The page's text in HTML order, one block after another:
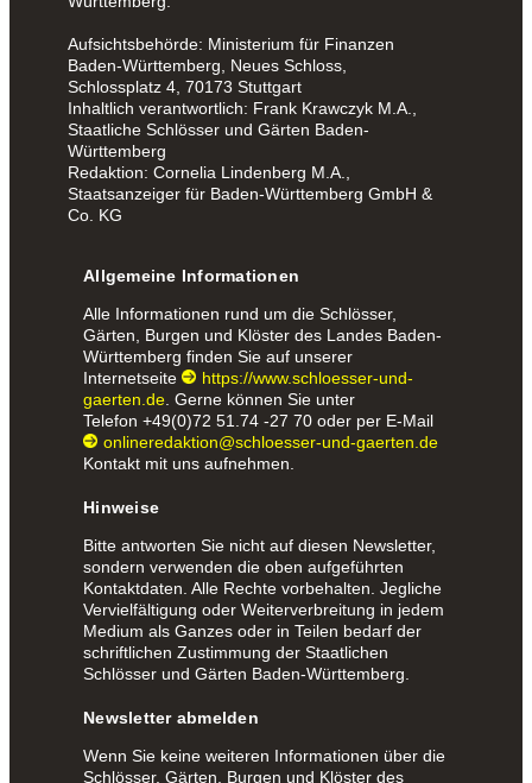
Aufsichtsbehörde: Ministerium für Finanzen
Baden-Württemberg, Neues Schloss,
Schlossplatz 4, 70173 Stuttgart
Inhaltlich verantwortlich: Frank Krawczyk M.A.,
Staatliche Schlösser und Gärten Baden-
Württemberg
Redaktion: Cornelia Lindenberg M.A.,
Staatsanzeiger für Baden-Württemberg GmbH &
Co. KG
Allgemeine Informationen
Alle Informationen rund um die Schlösser,
Gärten, Burgen und Klöster des Landes Baden-
Württemberg finden Sie auf unserer
Internetseite
https://www.schloesser-und-
gaerten.de . Gerne können Sie unter
Telefon +49(0)72 51.74 -27 70 oder per E-Mail
onlineredaktion@schloesser-und-gaerten.de
Kontakt mit uns aufnehmen.
Hinweise
Bitte antworten Sie nicht auf diesen Newsletter,
sondern verwenden die oben aufgeführten
Kontaktdaten. Alle Rechte vorbehalten. Jegliche
Vervielfältigung oder Weiterverbreitung in jedem
Medium als Ganzes oder in Teilen bedarf der
schriftlichen Zustimmung der Staatlichen
Schlösser und Gärten Baden-Württemberg.
Newsletter abmelden
Wenn Sie keine weiteren Informationen über die
Schlösser, Gärten, Burgen und Klöster des